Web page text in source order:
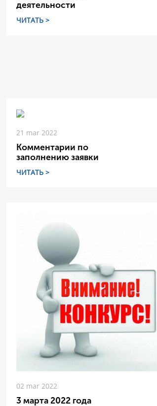
деятельности
ЧИТАТЬ >
21 mar 2022
Комментарии по
заполнению заявки
ЧИТАТЬ >
02 mar 2022
3 марта 2022 года